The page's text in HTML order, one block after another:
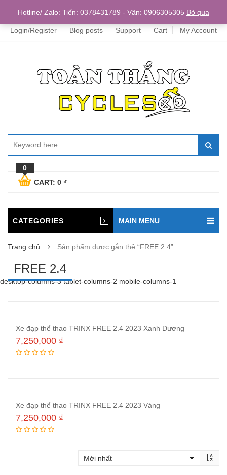
Home
Login/Register Blog posts Support Cart My Account
0
CART: 0 ₫
CATEGORIES MAIN MENU
Trang chủ Sản phẩm được gắn thẻ “FREE 2.4”
FREE 2.4
desktop-columns-3 tablet-columns-2 mobile-columns-1
Xe đạp thể thao TRINX FREE 2.4 2023 Xanh Dương
7,250,000 ₫
Xe đạp thể thao TRINX FREE 2.4 2023 Vàng
7,250,000 ₫
Hotline/ Zalo: Tiến: 0378431789 - Vân: 0906305305 Bỏ qua